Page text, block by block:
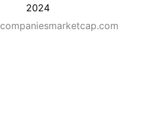
2024
companiesmarketcap.com